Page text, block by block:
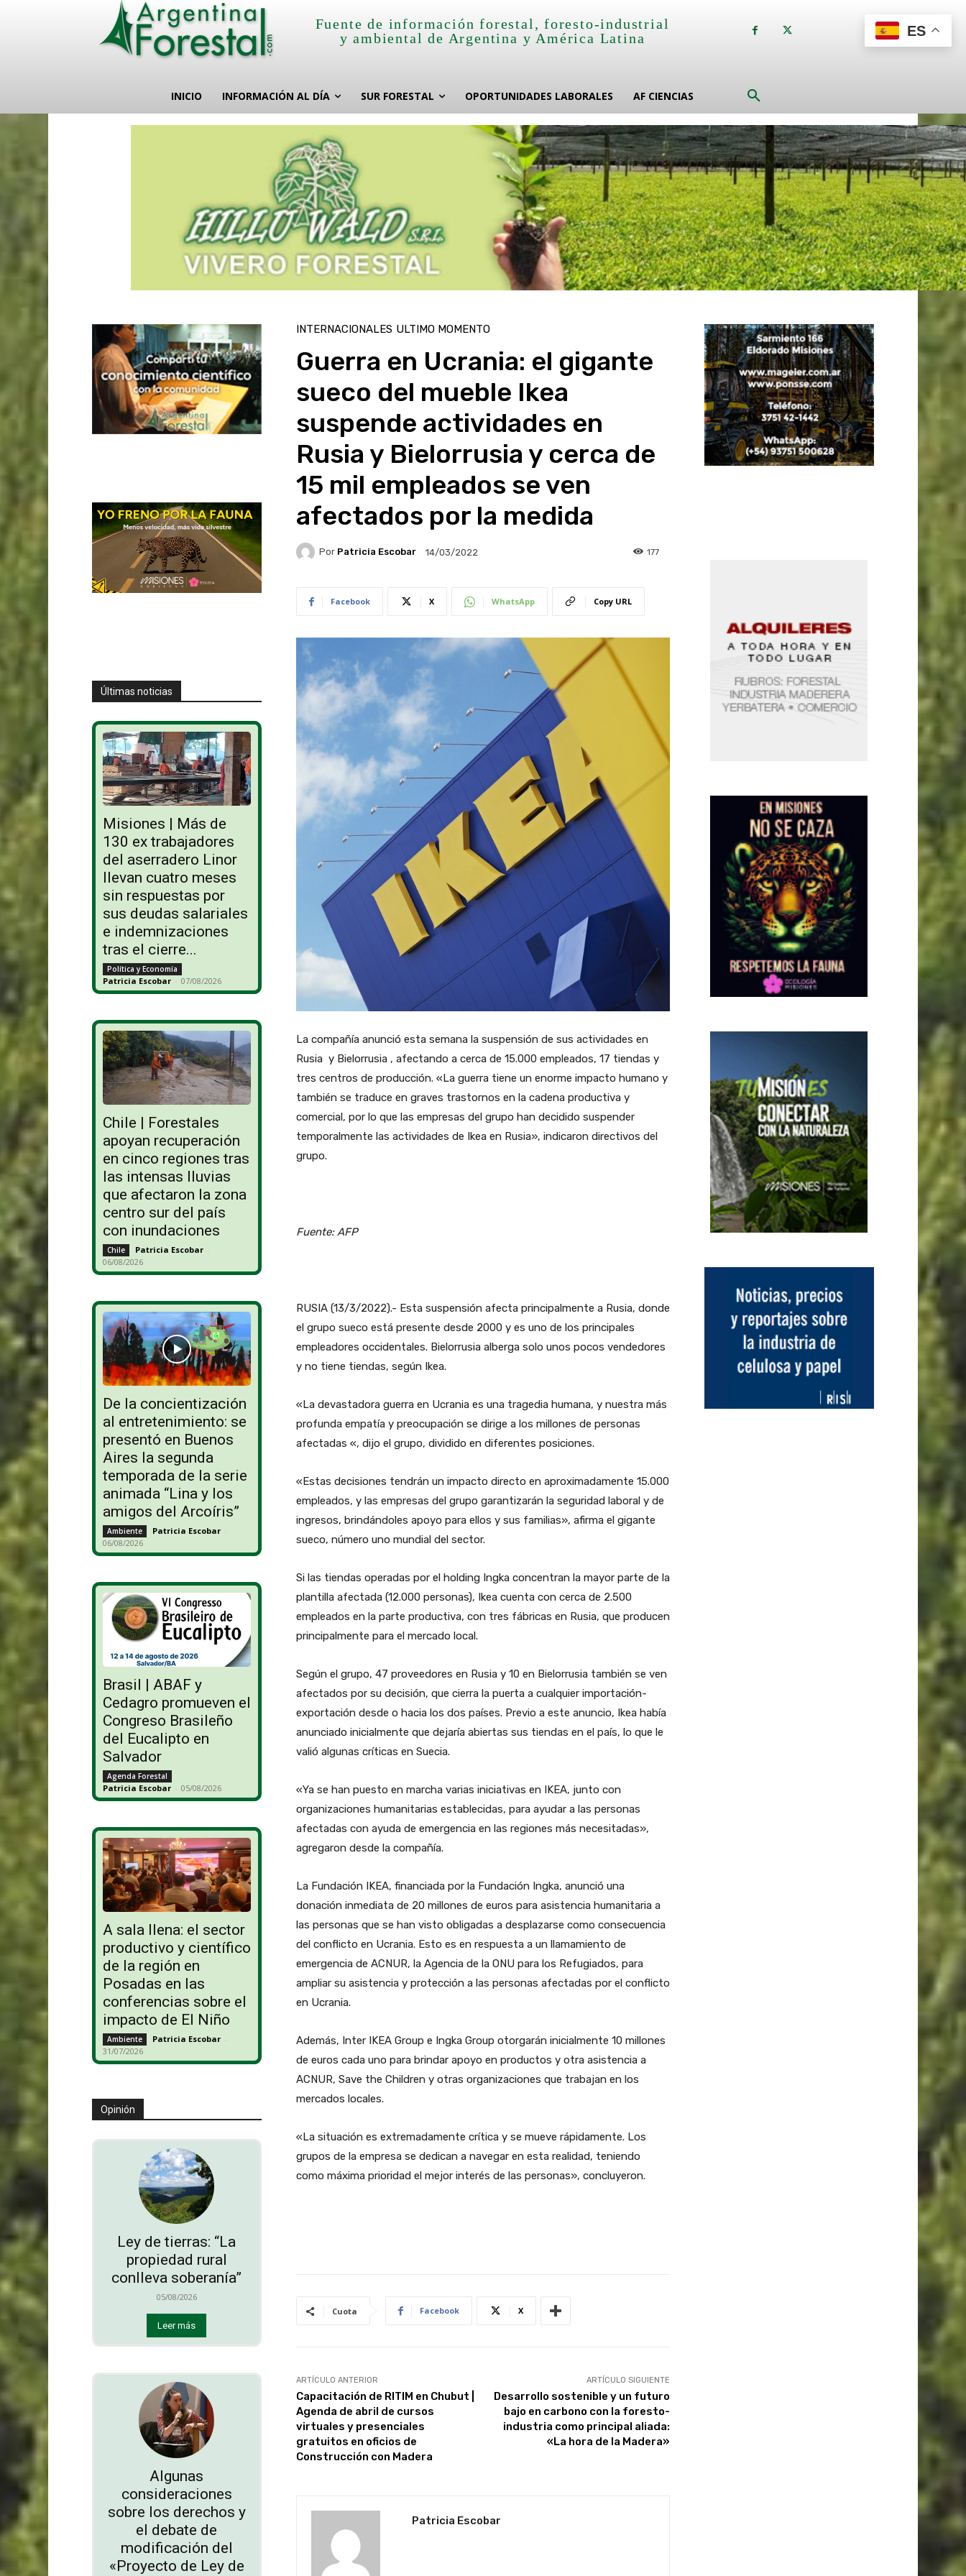
Fuente de información forestal, foresto-industrial
y ambiental de Argentina y América Latina
INICIO INFORMACIÓN AL DÍA SUR FORESTAL OPORTUNIDADES LABORALES AF CIENCIAS
Últimas noticias
Misiones | Más de
130 ex trabajadores
del aserradero Linor
llevan cuatro meses
sin respuestas por
sus deudas salariales
e indemnizaciones
tras el cierre...
Política y Economía
Patricia Escobar - 07/08/2026
Chile | Forestales
apoyan recuperación
en cinco regiones tras
las intensas lluvias
que afectaron la zona
centro sur del país
con inundaciones
Chile Patricia Escobar -
06/08/2026
De la concientización
al entretenimiento: se
presentó en Buenos
Aires la segunda
temporada de la serie
animada “Lina y los
amigos del Arcoíris”
Ambiente Patricia Escobar -
06/08/2026
Brasil | ABAF y
Cedagro promueven el
Congreso Brasileño
del Eucalipto en
Salvador
Agenda Forestal
Patricia Escobar - 05/08/2026
A sala llena: el sector
productivo y científico
de la región en
Posadas en las
conferencias sobre el
impacto de El Niño
Ambiente Patricia Escobar -
31/07/2026
Opinión
Ley de tierras: “La
propiedad rural
conlleva soberanía”
05/08/2026
Leer más
Algunas
consideraciones
sobre los derechos y
el debate de
modificación del
«Proyecto de Ley de
INTERNACIONALES ULTIMO MOMENTO
Guerra en Ucrania: el gigante
sueco del mueble Ikea
suspende actividades en
Rusia y Bielorrusia y cerca de
15 mil empleados se ven
afectados por la medida
Por Patricia Escobar 14/03/2022 177
Facebook X WhatsApp Copy URL
La compañía anunció esta semana la suspensión de sus actividades en
Rusia y Bielorrusia , afectando a cerca de 15.000 empleados, 17 tiendas y
tres centros de producción. «La guerra tiene un enorme impacto humano y
también se traduce en graves trastornos en la cadena productiva y
comercial, por lo que las empresas del grupo han decidido suspender
temporalmente las actividades de Ikea en Rusia», indicaron directivos del
grupo.
Fuente: AFP
RUSIA (13/3/2022).- Esta suspensión afecta principalmente a Rusia, donde
el grupo sueco está presente desde 2000 y es uno de los principales
empleadores occidentales. Bielorrusia alberga solo unos pocos vendedores
y no tiene tiendas, según Ikea.
«La devastadora guerra en Ucrania es una tragedia humana, y nuestra más
profunda empatía y preocupación se dirige a los millones de personas
afectadas «, dijo el grupo, dividido en diferentes posiciones.
«Estas decisiones tendrán un impacto directo en aproximadamente 15.000
empleados, y las empresas del grupo garantizarán la seguridad laboral y de
ingresos, brindándoles apoyo para ellos y sus familias», afirma el gigante
sueco, número uno mundial del sector.
Si las tiendas operadas por el holding Ingka concentran la mayor parte de la
plantilla afectada (12.000 personas), Ikea cuenta con cerca de 2.500
empleados en la parte productiva, con tres fábricas en Rusia, que producen
principalmente para el mercado local.
Según el grupo, 47 proveedores en Rusia y 10 en Bielorrusia también se ven
afectados por su decisión, que cierra la puerta a cualquier importación-
exportación desde o hacia los dos países. Previo a este anuncio, Ikea había
anunciado inicialmente que dejaría abiertas sus tiendas en el país, lo que le
valió algunas críticas en Suecia.
«Ya se han puesto en marcha varias iniciativas en IKEA, junto con
organizaciones humanitarias establecidas, para ayudar a las personas
afectadas con ayuda de emergencia en las regiones más necesitadas»,
agregaron desde la compañía.
La Fundación IKEA, financiada por la Fundación Ingka, anunció una
donación inmediata de 20 millones de euros para asistencia humanitaria a
las personas que se han visto obligadas a desplazarse como consecuencia
del conflicto en Ucrania. Esto es en respuesta a un llamamiento de
emergencia de ACNUR, la Agencia de la ONU para los Refugiados, para
ampliar su asistencia y protección a las personas afectadas por el conflicto
en Ucrania.
Además, Inter IKEA Group e Ingka Group otorgarán inicialmente 10 millones
de euros cada uno para brindar apoyo en productos y otra asistencia a
ACNUR, Save the Children y otras organizaciones que trabajan en los
mercados locales.
«La situación es extremadamente crítica y se mueve rápidamente. Los
grupos de la empresa se dedican a navegar en esta realidad, teniendo
como máxima prioridad el mejor interés de las personas», concluyeron.
Cuota Facebook X
ARTÍCULO ANTERIOR
Capacitación de RITIM en Chubut |
Agenda de abril de cursos
virtuales y presenciales
gratuitos en oficios de
Construcción con Madera
ARTÍCULO SIGUIENTE
Desarrollo sostenible y un futuro
bajo en carbono con la foresto-
industria como principal aliada:
«La hora de la Madera»
Patricia Escobar
ES